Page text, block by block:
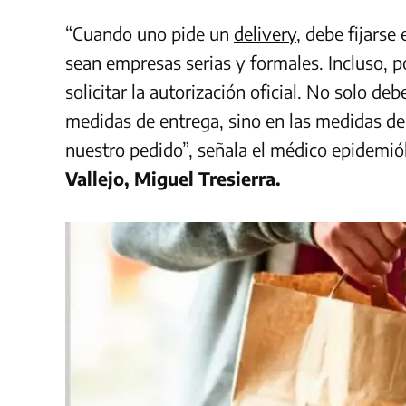
“Cuando uno pide un delivery, debe fijarse
sean empresas serias y formales. Incluso,
solicitar la autorización oficial. No solo
medidas de entrega, sino en las medidas
nuestro pedido”, señala el médico
Vallejo, Miguel Tresierra.